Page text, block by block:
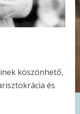
köszönhető,
és